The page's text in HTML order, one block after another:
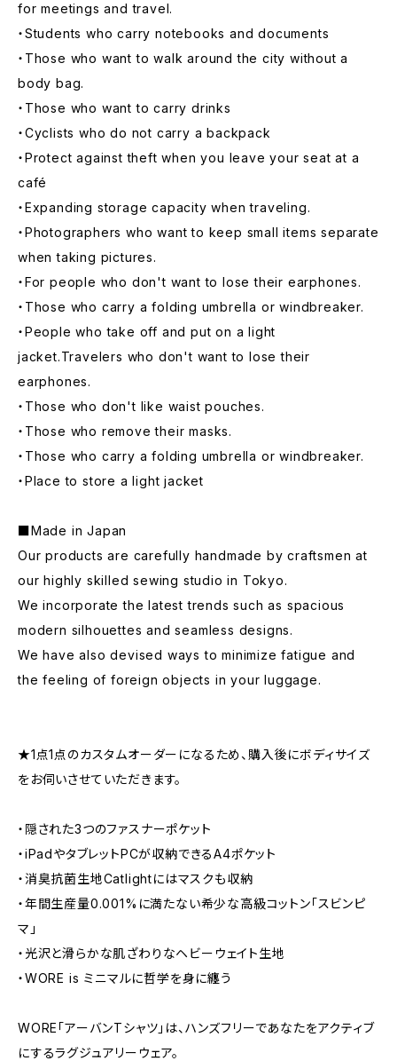
for meetings and travel.
・Students who carry notebooks and documents
・Those who want to walk around the city without a
body bag.
・Those who want to carry drinks
・Cyclists who do not carry a backpack
・Protect against theft when you leave your seat at a
café
・Expanding storage capacity when traveling.
・Photographers who want to keep small items separate
when taking pictures.
・For people who don't want to lose their earphones.
・Those who carry a folding umbrella or windbreaker.
・People who take off and put on a light
jacket.Travelers who don't want to lose their
earphones.
・Those who don't like waist pouches.
・Those who remove their masks.
・Those who carry a folding umbrella or windbreaker.
・Place to store a light jacket
■Made in Japan
Our products are carefully handmade by craftsmen at
our highly skilled sewing studio in Tokyo.
We incorporate the latest trends such as spacious
modern silhouettes and seamless designs.
We have also devised ways to minimize fatigue and
the feeling of foreign objects in your luggage.
★1点1点のカスタムオーダーになるため、購入後にボディサイズ
をお伺いさせていただきます。
・隠された3つのファスナーポケット
・iPadやタブレットPCが収納できるA4ポケット
・消臭抗菌生地Catlightにはマスクも収納
・年間生産量0.001%に満たない希少な高級コットン「スビンピ
マ」
・光沢と滑らかな肌ざわりなヘビーウェイト生地
・WORE is ミニマルに哲学を身に纏う
WORE「アーバンTシャツ」は、ハンズフリーであなたをアクティブ
にするラグジュアリーウェア。